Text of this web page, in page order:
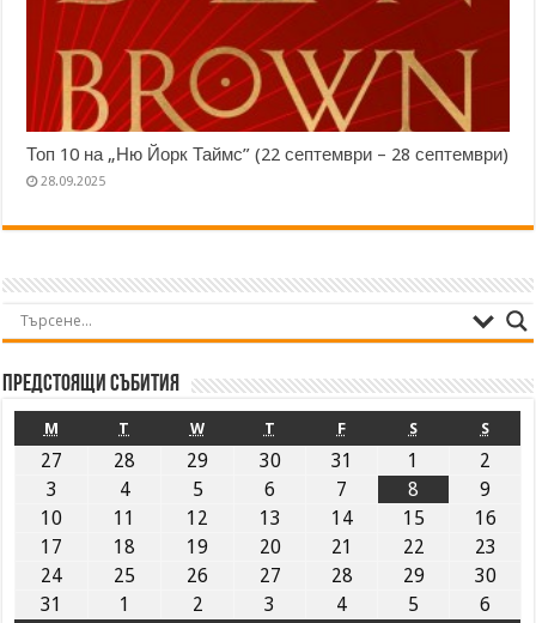
Топ 10 на „Ню Йорк Таймс” (22 септември – 28 септември)
28.09.2025
Предстоящи събития
M T W T F S S
27 28 29 30 31 1
2
3
4 5 6 7 8
9
10
11 12 13 14 15
16
17
18 19 20 21 22
23
24
25 26 27 28 29
30
31
1 2 3 4 5 6